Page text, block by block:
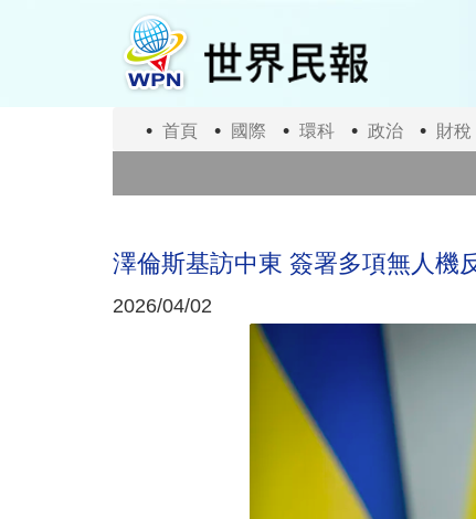
首頁 國際 環科 政治 財稅
澤倫斯基訪中東 簽署多項無人機
2026/04/02